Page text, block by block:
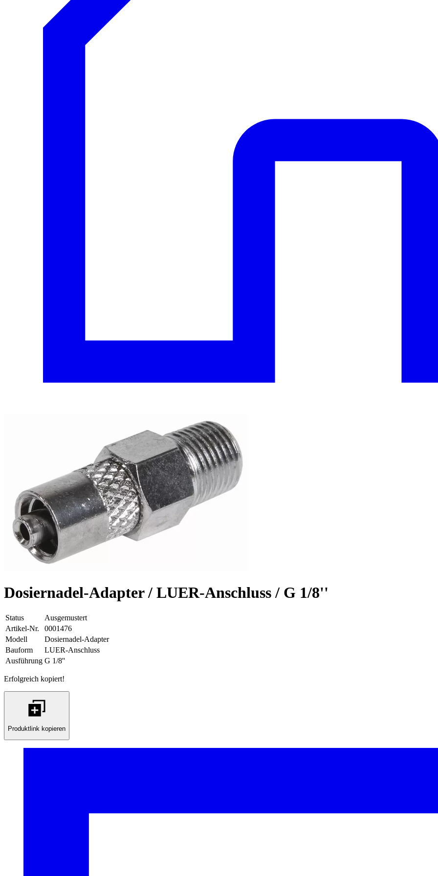
Dosiernadel-Adapter / LUER-Anschluss / G 1/8''
Status
Ausgemustert
Artikel-Nr.
0001476
Modell
Dosiernadel-Adapter
Bauform
LUER-Anschluss
Ausführung G 1/8''
Erfolgreich kopiert!
Produktlink kopieren